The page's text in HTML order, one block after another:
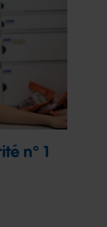
n° 1